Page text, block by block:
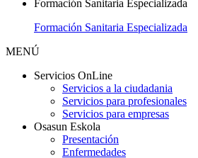
Formación Sanitaria Especializada
Formación Sanitaria Especializada
MENÚ
Servicios OnLine
Servicios a la ciudadania
Servicios para profesionales
Servicios para empresas
Osasun Eskola
Presentación
Enfermedades